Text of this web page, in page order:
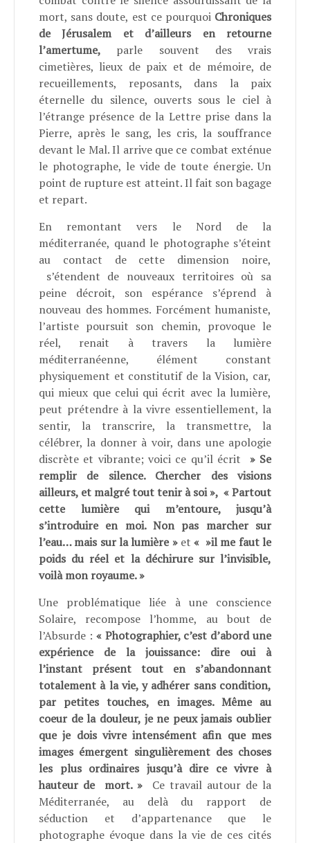
mort, sans doute, est ce pourquoi Chroniques
de Jérusalem et d’ailleurs en retourne
l’amertume, parle souvent des vrais
cimetières, lieux de paix et de mémoire, de
recueillements, reposants, dans la paix
éternelle du silence, ouverts sous le ciel à
l’étrange présence de la Lettre prise dans la
Pierre, après le sang, les cris, la souffrance
devant le Mal. Il arrive que ce combat exténue
le photographe, le vide de toute énergie. Un
point de rupture est atteint. Il fait son bagage
et repart.
En remontant vers le Nord de la
méditerranée, quand le photographe s’éteint
au contact de cette dimension noire,
s’étendent de nouveaux territoires où sa
peine décroit, son espérance s’éprend à
nouveau des hommes. Forcément humaniste,
l’artiste poursuit son chemin, provoque le
réel, renait à travers la lumière
méditerranéenne, élément constant
physiquement et constitutif de la Vision, car,
qui mieux que celui qui écrit avec la lumière,
peut prétendre à la vivre essentiellement, la
sentir, la transcrire, la transmettre, la
célébrer, la donner à voir, dans une apologie
discrète et vibrante; voici ce qu’il écrit
» Se
remplir de silence. Chercher des visions
ailleurs, et malgré tout tenir à soi », « Partout
cette lumière qui m’entoure, jusqu’à
s’introduire en moi. Non pas marcher sur
l’eau… mais sur la lumière » et « »il me faut le
poids du réel et la déchirure sur l’invisible,
voilà mon royaume. »
Une problématique liée à une conscience
Solaire, recompose l’homme, au bout de
l’Absurde : « Photographier, c’est d’abord une
expérience de la jouissance: dire oui à
l’instant présent tout en s’abandonnant
totalement à la vie, y adhérer sans condition,
par petites touches, en images. Même au
coeur de la douleur, je ne peux jamais oublier
que je dois vivre intensément afin que mes
images émergent singulièrement des choses
les plus ordinaires jusqu’à dire ce vivre à
hauteur de mort. » Ce travail autour de la
Méditerranée, au delà du rapport de
séduction et d’appartenance que le
photographe évoque dans la vie de ces cités